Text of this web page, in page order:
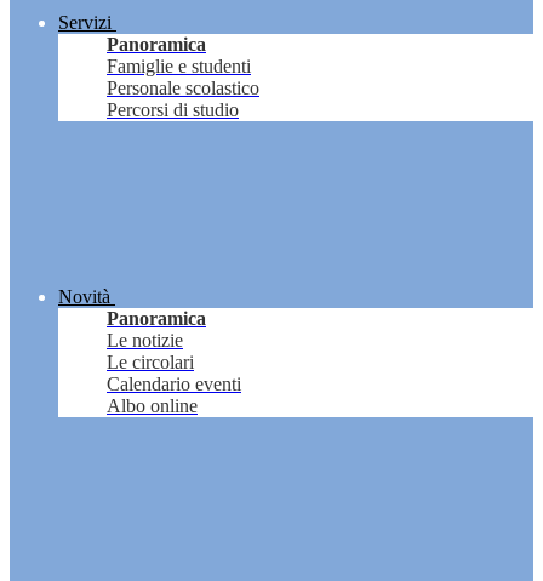
Servizi
Panoramica
Famiglie e studenti
Personale scolastico
Percorsi di studio
Novità
Panoramica
Le notizie
Le circolari
Calendario eventi
Albo online